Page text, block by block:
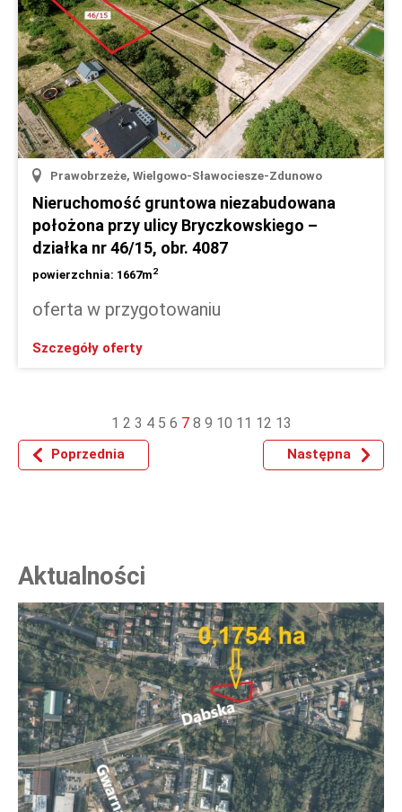
Prawobrzeże, Wielgowo-Sławociesze-Zdunowo
Nieruchomość gruntowa niezabudowana
położona przy ulicy Bryczkowskiego –
działka nr 46/15, obr. 4087
powierzchnia: 1667m2
oferta w przygotowaniu
Szczegóły oferty
Poprzednia
1 2 3 4 5 6 7 8 9 10 11 12 13
Następna
Aktualności